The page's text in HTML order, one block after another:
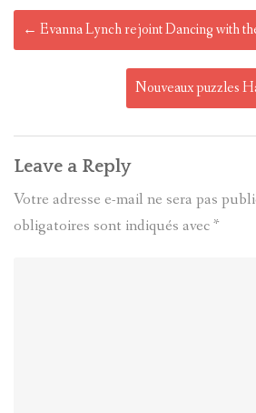
Post
navigation
← Evanna Lynch rejoint Dancing with
Nouveaux puzzles
Leave a Reply
Votre adresse e-mail ne sera pas
obligatoires sont indiqués avec*